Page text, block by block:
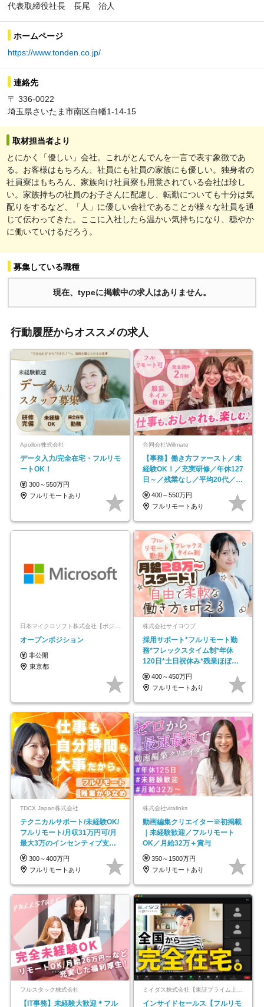
代表取締役社長 長尾 治人
ホームページ
https://www.tonden.co.jp/
連絡先
〒 336-0022
埼玉県さいたま市南区白幡1-14-15
取材担当者より
とにかく「優しい」会社。これがとんでんを一言で表す象徴であ
る。お客様はもちろん、社員にも社員の家族にも優しい。独身者の
社員寮はもちろん、家族向け社員寮も用意されている会社は珍し
い。家族持ちの社員のお子さんに配慮し、転勤についても十分は気
配りをするなど、「人」に優しい会社であることが様々な社員を通
じて伝わってきた。ここに入社したら温かい気持ちになり、穏やか
に働いていけるだろう。
募集している職種
現在、typeに掲載中の求人はありません。
行動履歴からオススメの求人
Apollon株式会社
データ入力/完全在宅・フルリモ
ートOK！
300～550万円
フルリモートあり
合同会社Willmate
【事務】働き方ファースト／未
経験OK！／充実研修／年休127
日～／残業なし／平均20代／リ
モートOK
400～550万円
フルリモートあり
日本マイクロソフト株式会社【ポジションマッチ登録】
オープンポジション
非公開
東京都
株式会社サイヨウブ
採用サポート*フルリモート勤
務*フレックスタイム制*年休
120日*土日祝休み*残業ほぼな
し*育児中社員8割以上
400～450万円
フルリモートあり
TDCX Japan株式会社
テクニカルサポート/未経験OK/
フルリモート/月収31万円可/月
最大3万のインセンティブ支給/
平均年齢33歳
300～400万円
フルリモートあり
株式会社viralinks
動画編集クリエイター※初掲載
｜未経験歓迎／フルリモート
OK／月給32万＋賞与
350～1500万円
フルリモートあり
フルスタック株式会社
【IT事務】未経験大歓迎＊フル
ミイダス株式会社【東証プライム上場パーソルグループ】
インサイドセールス【フルリモ